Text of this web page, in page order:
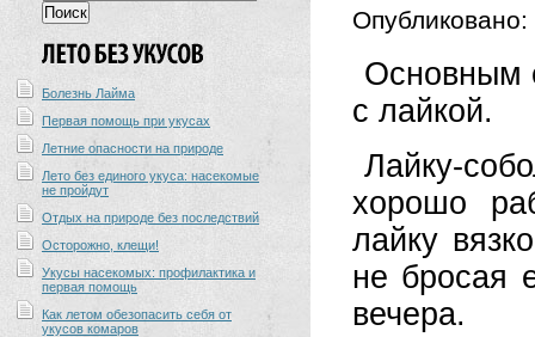
Болезнь Лайма
Первая помощь при укусах
Летние опасности на природе
Лето без единого укуса: насекомые
не пройдут
Отдых на природе без последствий
Осторожно, клещи!
Укусы насекомых: профилактика и
первая помощь
Как летом обезопасить себя от
укусов комаров
Опубликовано:
Основным
с лайкой.
Лайку-
хорошо
лайку
не бросая
вечера.